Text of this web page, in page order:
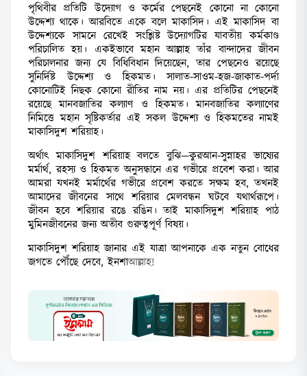
পৃথিবীর প্রতিটি উদ্যোগ ও কর্মের পেছনেই কোনো না কোনো
উদ্দেশ্য থাকে। আরবিতে একে বলে মাকাসিদ। এই মাকাসিদ বা
উদ্দেশ্যকে সামনে রেখেই সংশ্লিষ্ট উদ্যোগটির যাবতীয় কর্মকাণ্ড
পরিচালিত হয়। একইভাবে মহান আল্লাহ তাঁর বান্দাদের জীবন
পরিচালনার জন্য যে বিধিবিধান দিয়েছেন, তার পেছনেও রয়েছে
সুনির্দিষ্ট উদ্দেশ্য ও হিকমত। সালাত-সাওম-হজ-জাকাত-পর্দা
কোনোটিই নিছক কোনো রীতির নাম নয়। এর প্রতিটির পেছনেই
রয়েছে মানবজাতির কল্যাণ ও হিকমত। মানবজাতির কল্যাণের
নিমিত্তে মহান সৃষ্টিকর্তার এই সকল উদ্দেশ্য ও হিকমতের নামই
মাকাসিদুশ শরিয়াহ।
অর্থাৎ মাকাসিদুশ শরিয়াহ বলতে বুঝি—কুরআন-সুন্নাহর ভাষ্যের
মর্মার্থ, রহস্য ও হিকমত অনুসন্ধানে এর গভীরে প্রবেশ করা। আর
আমরা যখনই মর্মার্থের গভীরে প্রবেশ করতে সক্ষম হব, তখনই
আমাদের জীবনের সাথে শরিয়ার মেলবন্ধন ঘটবে যথার্থরূপে।
জীবন হবে শরিয়ার রঙে রঙিন। তাই মাকাসিদুশ শরিয়াহ পাঠ
মুমিনজীবনের জন্য অতীব গুরুত্বপূর্ণ বিষয়।
মাকাসিদুশ শরিয়াহ জানার এই যাত্রা আপনাকে এক নতুন বোধের
জগতে পৌঁছে দেবে, ইনশাআল্লাহ!